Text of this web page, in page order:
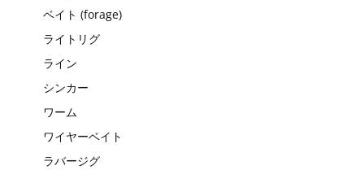
ベイト (forage)
ライトリグ
ライン
シンカー
ワーム
ワイヤーベイト
ラバージグ